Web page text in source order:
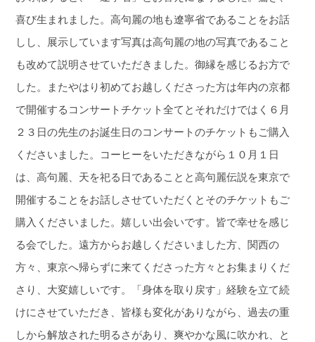
喜び生まれました。高句麗の地も遼寧省であることをお話
しし、展示しています写真は高句麗の地の写真であること
も改めて説明させていただきました。御縁を感じるお方で
した。またやはり初めてお越しくださった方は年内の京都
で開催するコンサートチケット全てとそれだけではく６月
２３日の先生のお誕生日のコンサートのチケットもご購入
くださいました。コーヒーをいただきながら１０月１日
は、高句麗、天を祀る日であることと高句麗伝説を東京で
開催することをお話しさせていただくとそのチケットもご
購入くださいました。嬉しい出会いです。皆で幸せを感じ
る会でした。遠方からお越しくださいました方、関西の
方々、東京へ帰らずに来てくださった方々とお集まりくだ
さり、大変嬉しいです。「身体を取り戻す」経験を立て続
けにさせていただき、皆様も変化がありながら、過去の重
しから解放された明るさがあり、爽やかな風に吹かれ、と